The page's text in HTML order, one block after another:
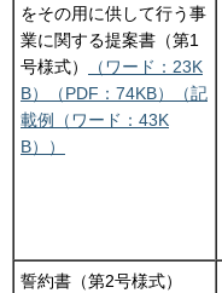
をその用に供して行う事
業に関する提案書（第1
号様式）
（ワード：23K
B）
（PDF：74KB）
（記
載例（ワード：43K
B））
誓約書（第2号様式）